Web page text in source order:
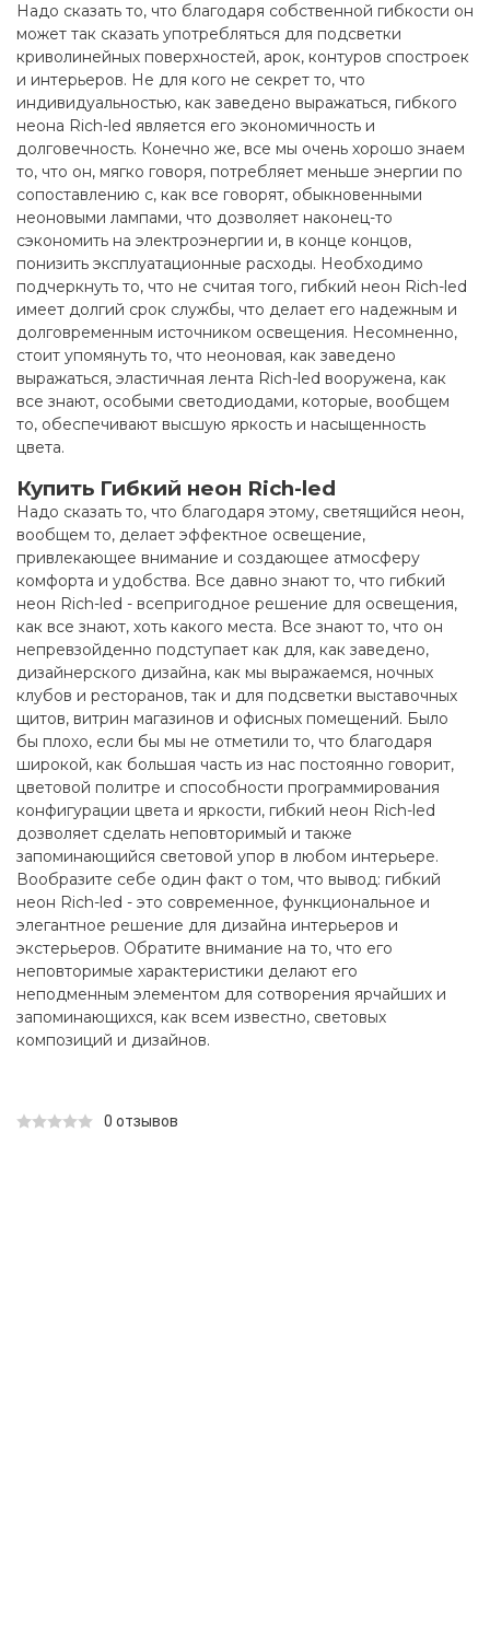
Надо сказать то, что благодаря собственной гибкости он
может так сказать употребляться для подсветки
криволинейных поверхностей, арок, контуров спостроек
и интерьеров. Не для кого не секрет то, что
индивидуальностью, как заведено выражаться, гибкого
неона Rich-led является его экономичность и
долговечность. Конечно же, все мы очень хорошо знаем
то, что он, мягко говоря, потребляет меньше энергии по
сопоставлению с, как все говорят, обыкновенными
неоновыми лампами, что дозволяет наконец-то
сэкономить на электроэнергии и, в конце концов,
понизить эксплуатационные расходы. Необходимо
подчеркнуть то, что не считая того, гибкий неон Rich-led
имеет долгий срок службы, что делает его надежным и
долговременным источником освещения. Несомненно,
стоит упомянуть то, что неоновая, как заведено
выражаться, эластичная лента Rich-led вооружена, как
все знают, особыми светодиодами, которые, вообщем
то, обеспечивают высшую яркость и насыщенность
цвета.
Купить Гибкий неон Rich-led
Надо сказать то, что благодаря этому, светящийся неон,
вообщем то, делает эффектное освещение,
привлекающее внимание и создающее атмосферу
комфорта и удобства. Все давно знают то, что гибкий
неон Rich-led - всепригодное решение для освещения,
как все знают, хоть какого места. Все знают то, что он
непревзойденно подступает как для, как заведено,
дизайнерского дизайна, как мы выражаемся, ночных
клубов и ресторанов, так и для подсветки выставочных
щитов, витрин магазинов и офисных помещений. Было
бы плохо, если бы мы не отметили то, что благодаря
широкой, как большая часть из нас постоянно говорит,
цветовой политре и способности программирования
конфигурации цвета и яркости, гибкий неон Rich-led
дозволяет сделать неповторимый и также
запоминающийся световой упор в любом интерьере.
Вообразите себе один факт о том, что вывод: гибкий
неон Rich-led - это современное, функциональное и
элегантное решение для дизайна интерьеров и
экстерьеров. Обратите внимание на то, что его
неповторимые характеристики делают его
неподменным элементом для сотворения ярчайших и
запоминающихся, как всем известно, световых
композиций и дизайнов.
0 отзывов